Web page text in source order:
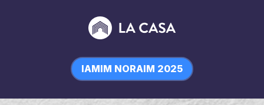
IAMIM NORAIM 2025